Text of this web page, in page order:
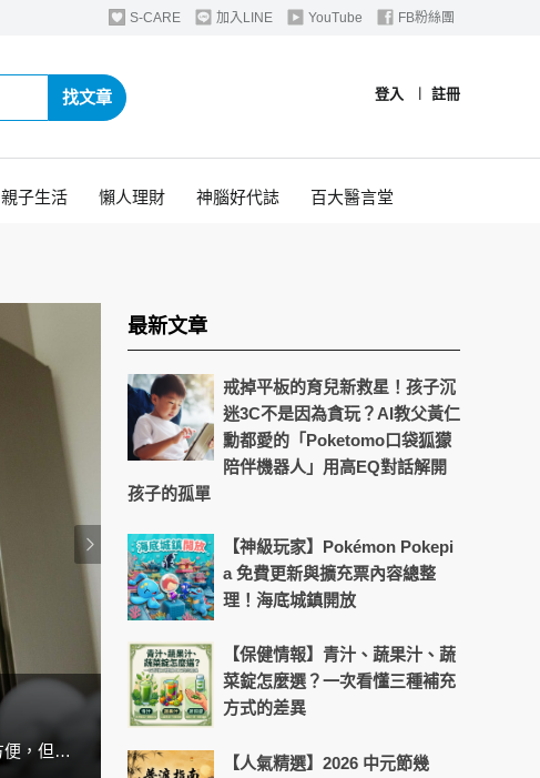
S-CARE 加入LINE YouTube FB粉絲團
登入 註冊
找文章
親子生活 懶人理財 神腦好代誌 百大醫言堂
在台灣，許多上班族、雙薪家庭、學生，幾乎天天都在外食。早餐是便利商店、午餐買便當、晚餐就叫外送。看似方便，但吃久了不是油膩過量、就是營養失衡，很多人都想吃得健康，但就是沒辦法。 其實根本問題不是「想不想煮」，而是 「煮飯耗時太長」。這也是為什麼近幾年廚房小家電愈來愈受到歡迎，因為它們能把「煮飯」變得更快速、簡單，甚至比外食還要方便。
天天盯螢幕好累？4招找回晶亮舒
最新文章
戒掉平板的育兒新救星！孩子沉
迷3C不是因為貪玩？AI教父黃仁
勳都愛的「Poketomo口袋狐獴
陪伴機器人」用高EQ對話解開
孩子的孤單
【神級玩家】Pokémon Pokepi
a 免費更新與擴充票內容總整
理！海底城鎮開放
【保健情報】青汁、蔬果汁、蔬
菜錠怎麼選？一次看懂三種補充
方式的差異
【人氣精選】2026 中元節幾